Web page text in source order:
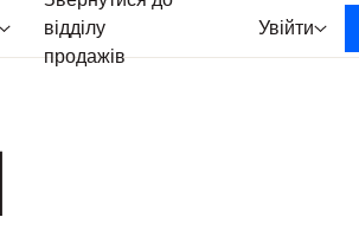
відділу
продажів
Увійти